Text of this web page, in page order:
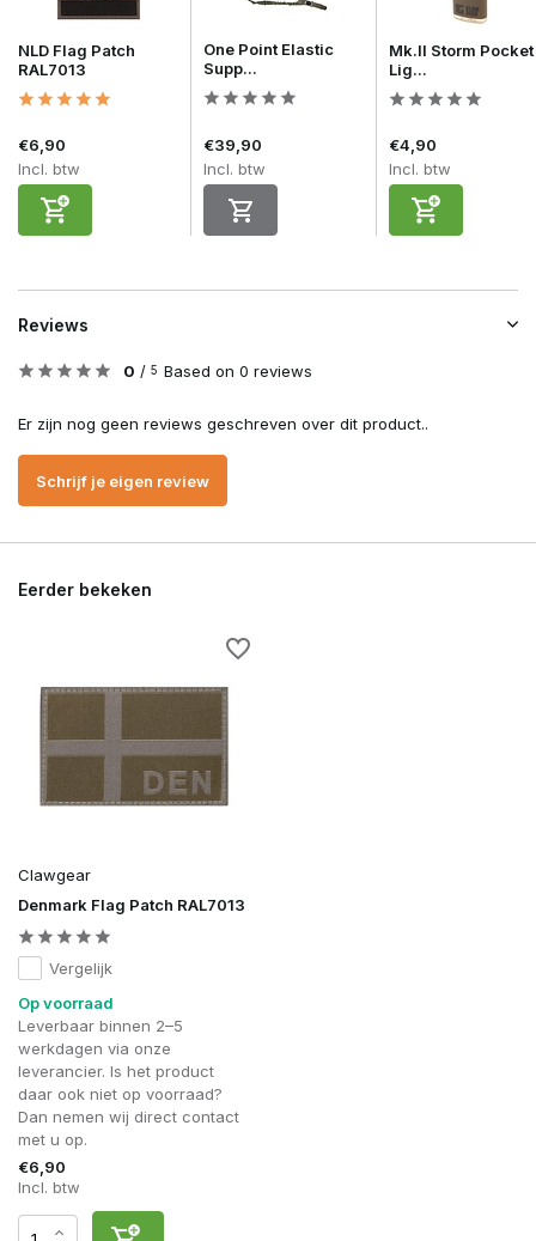
NLD Flag Patch
RAL7013
€6,90
Incl. btw
One Point Elastic
Supp...
€39,90
Incl. btw
Mk.II Storm Pocket
Lig...
€4,90
Incl. btw
Reviews
0 / 5 Based on 0 reviews
Er zijn nog geen reviews geschreven over dit product..
Schrijf je eigen review
Eerder bekeken
Clawgear
Denmark Flag Patch RAL7013
Vergelijk
Op voorraad
Leverbaar binnen 2–5
werkdagen via onze
leverancier. Is het product
daar ook niet op voorraad?
Dan nemen wij direct contact
met u op.
€6,90
Incl. btw